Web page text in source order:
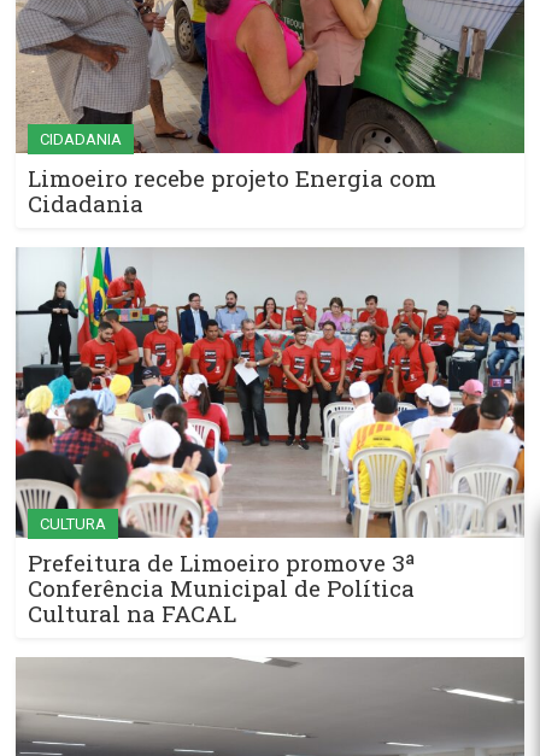
CIDADANIA
Limoeiro recebe projeto Energia com
Cidadania
CULTURA
Prefeitura de Limoeiro promove 3ª
Conferência Municipal de Política
Cultural na FACAL